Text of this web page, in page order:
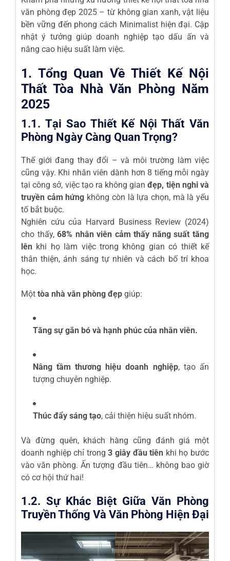
văn phòng đẹp 2025 – từ không gian xanh, vật liệu
bền vững đến phong cách Minimalist hiện đại. Cập
nhật ý tưởng giúp doanh nghiệp tạo dấu ấn và
nâng cao hiệu suất làm việc.
1. Tổng Quan Về Thiết Kế Nội
Thất Tòa Nhà Văn Phòng Năm
2025
1.1. Tại Sao Thiết Kế Nội Thất Văn
Phòng Ngày Càng Quan Trọng?
Thế giới đang thay đổi – và môi trường làm việc
cũng vậy. Khi nhân viên dành hơn 8 tiếng mỗi ngày
tại công sở, việc tạo ra không gianđẹp, tiện nghi và
truyền cảm hứng không còn là lựa chọn, mà là yếu
tố bắt buộc.
Nghiên cứu của Harvard Business Review (2024)
cho thấy,68% nhân viên cảm thấy năng suất tăng
lên khi họ làm việc trong không gian có thiết kế
thân thiện, ánh sáng tự nhiên và cách bố trí khoa
học.
Một tòa nhà văn phòng đẹp giúp:
Tăng sự gắn bó và hạnh phúc của nhân viên.
Nâng tầm thương hiệu doanh nghiệp, tạo ấn
tượng chuyên nghiệp.
Thúc đẩy sáng tạo, cải thiện hiệu suất nhóm.
Và đừng quên, khách hàng cũng đánh giá một
doanh nghiệp chỉ trong3 giây đầu tiên khi họ bước
vào văn phòng. Ấn tượng đầu tiên… không bao giờ
có cơ hội thứ hai!
1.2. Sự Khác Biệt Giữa Văn Phòng
Truyền Thống Và Văn Phòng Hiện Đại